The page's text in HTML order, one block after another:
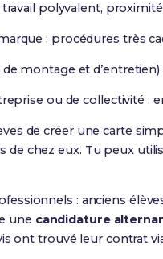
polyvalent,
: procédures très
montage et
ou de collectivité :
de créer une carte
de chez eux. Tu peux
: anciens
une candidature
ont trouvé leur contrat